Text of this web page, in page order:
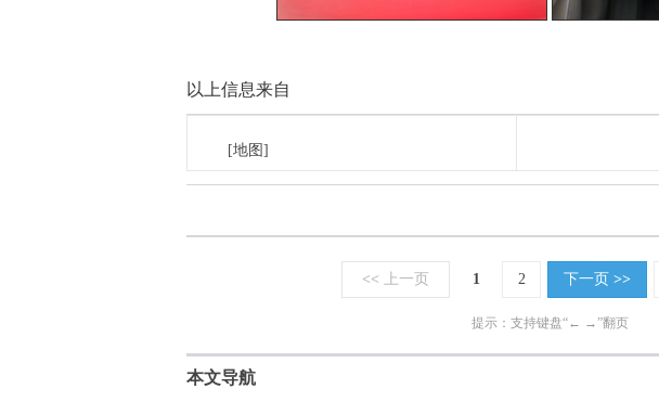
以上信息来自
[地图]
<< 上一页 1 2 下一页 >>
提示：支持键盘“← →”翻页
本文导航